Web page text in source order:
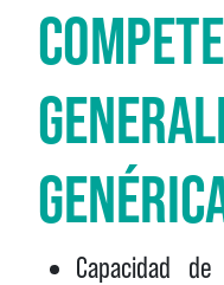
Capacidad